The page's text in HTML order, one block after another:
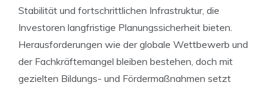
Stabilität und fortschrittlichen Infrastruktur, die
Investoren langfristige Planungssicherheit bieten.
Herausforderungen wie der globale Wettbewerb und
der Fachkräftemangel bleiben bestehen, doch mit
gezielten Bildungs- und Fördermaßnahmen setzt